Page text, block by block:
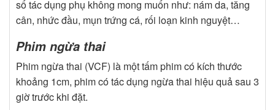
số tác dụng phụ không mong muốn như: nám da, tăng
cân, nhức đầu, mụn trứng cá, rối loạn kinh nguyệt…
Phim ngừa thai
Phim ngừa thai (VCF) là một tấm phim có kích thước
khoảng 1cm, phim có tác dụng ngừa thai hiệu quả sau 3
giờ trước khi đặt.